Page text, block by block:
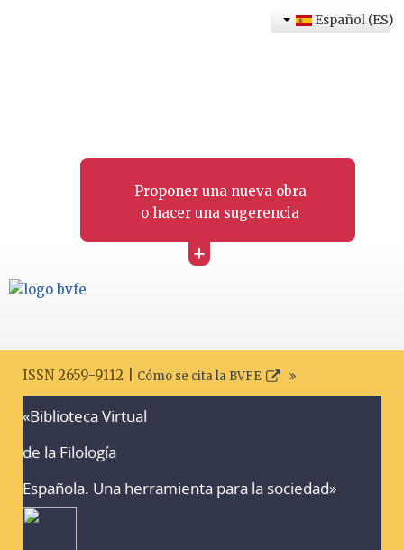
Proponer una nueva obra
o hacer una sugerencia
+
Español (ES)
ISSN 2659-9112 | Cómo se cita la BVFE
«Biblioteca Virtual
de la Filología
Española. Una herramienta para la sociedad»